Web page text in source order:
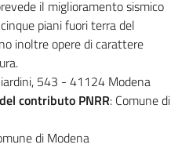
il miglioramento sismico
piani fuori terra del
inoltre opere di carattere
543 - 41124 Modena
contributo PNRR: Comune di
di Modena